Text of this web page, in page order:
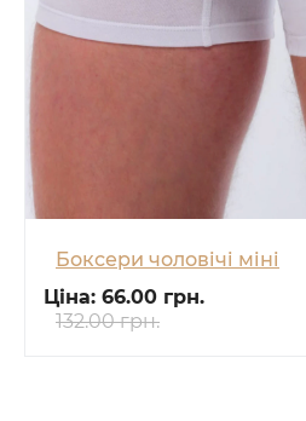
Боксери чоловічі міні
Ціна: 66.00 грн.
132.00 грн.